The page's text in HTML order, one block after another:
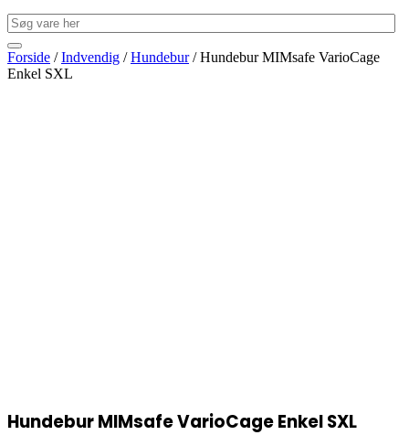
Forside /Indvendig /Hundebur/ Hundebur MIMsafe VarioCage
Enkel SXL
Hundebur MIMsafe VarioCage Enkel SXL